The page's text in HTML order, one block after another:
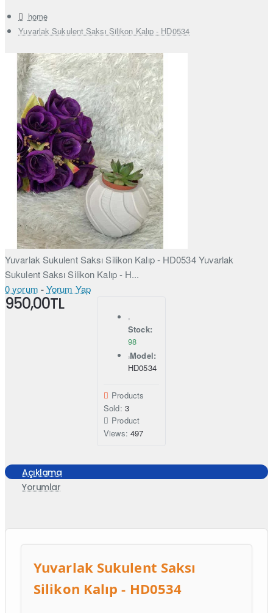
home
Yuvarlak Sukulent Saksı Silikon Kalıp - HD0534
Yuvarlak Sukulent Saksı Silikon Kalıp - HD0534 Yuvarlak
Sukulent Saksı Silikon Kalıp - H...
0 yorum -Yorum Yap
950,00TL
Stock:
98
Model:
HD0534
Products
Sold: 3
Product
Views: 497
Açıklama
Yorumlar
Yuvarlak Sukulent Saksı
Silikon Kalıp - HD0534